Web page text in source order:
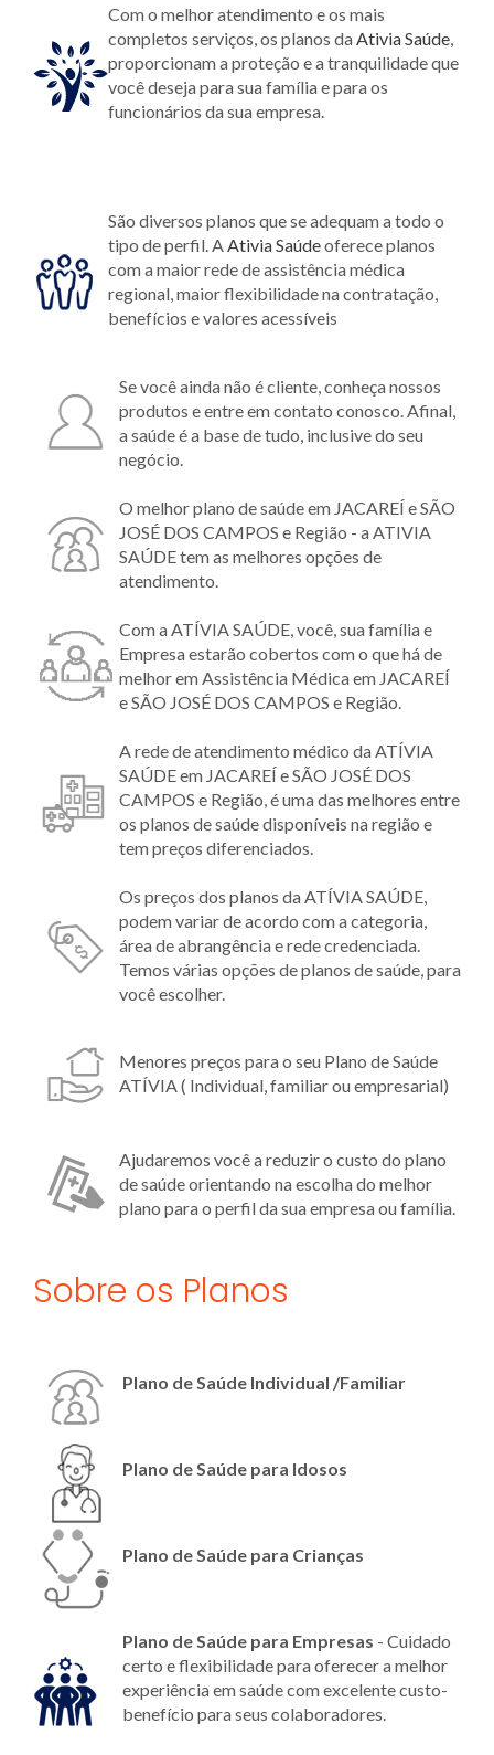
Com o melhor atendimento e os mais
completos serviços, os planos daAtivia Saúde,
proporcionam a proteção e a tranquilidade que
você deseja para sua família e para os
funcionários da sua empresa.
São diversos planos que se adequam a todo o
tipo de perfil. AAtivia Saúdeoferece planos
com a maior rede de assistência médica
regional, maior flexibilidade na contratação,
benefícios e valores acessíveis
Se você ainda não é cliente, conheça nossos
produtos e entre em contato conosco. Afinal,
a saúde é a base de tudo, inclusive do seu
negócio.
O melhor plano de saúde em JACAREÍ e SÃO
JOSÉ DOS CAMPOS e Região - a ATIVIA
SAÚDE tem as melhores opções de
atendimento.
Com a ATÍVIA SAÚDE, você, sua família e
Empresa estarão cobertos com o que há de
melhor em Assistência Médica em JACAREÍ
e SÃO JOSÉ DOS CAMPOS e Região.
A rede de atendimento médico da ATÍVIA
SAÚDE em JACAREÍ e SÃO JOSÉ DOS
CAMPOS e Região, é uma das melhores entre
os planos de saúde disponíveis na região e
tem preços diferenciados.
Os preços dos planos da ATÍVIA SAÚDE,
podem variar de acordo com a categoria,
área de abrangência e rede credenciada.
Temos várias opções de planos de saúde, para
você escolher.
Menores preços para o seu Plano de Saúde
ATÍVIA ( Individual, familiar ou empresarial)
Ajudaremos você a reduzir o custo do plano
de saúde orientando na escolha do melhor
plano para o perfil da sua empresa ou família.
Sobre os Planos
Plano de Saúde Individual /Familiar
Plano de Saúde para Idosos
Plano de Saúde para Crianças
Plano de Saúde para Empresas - Cuidado
certo e flexibilidade para oferecer a melhor
experiência em saúde com excelente custo-
benefício para seus colaboradores.